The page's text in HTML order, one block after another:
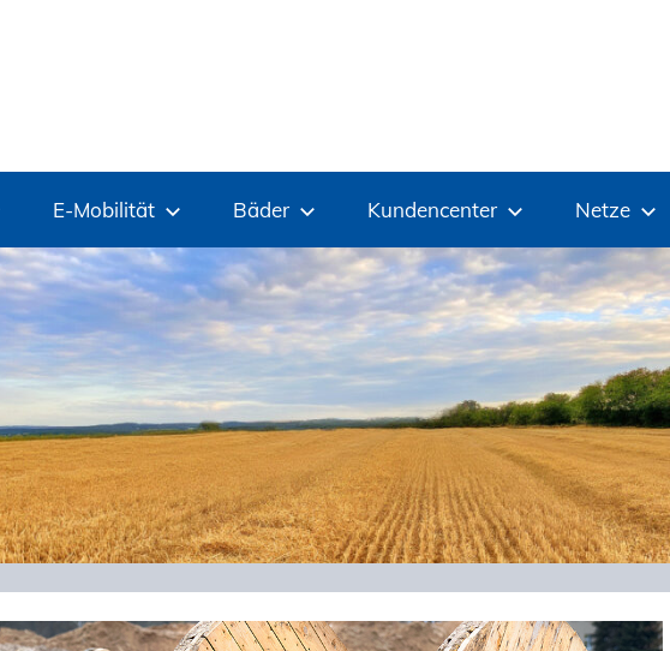
E-Mobilität Bäder Kundencenter Netze